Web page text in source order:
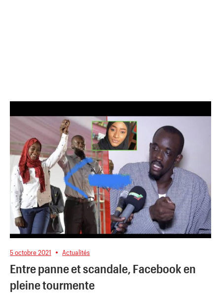
5 octobre 2021 Actualités
Entre panne et scandale, Facebook en
pleine tourmente